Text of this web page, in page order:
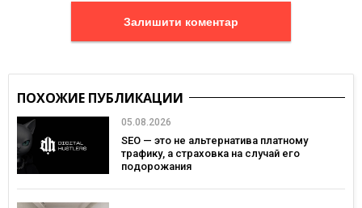
Залишити коментар
ПОХОЖИЕ ПУБЛИКАЦИИ
05.08.2026
SEO — это не альтернатива платному
трафику, а страховка на случай его
подорожания